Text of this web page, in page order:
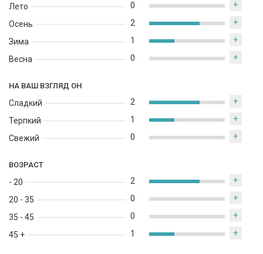
Лето
Осень
Зима
Весна
0 +
2 +
1 +
0 +
НА ВАШ ВЗГЛЯД ОН
Сладкий
Терпкий
Свежий
2 +
1 +
0 +
ВОЗРАСТ
- 20
20 - 35
35 - 45
45 +
2 +
0 +
0 +
1 +